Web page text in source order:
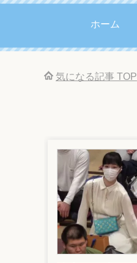
ホーム
気になる記事 TOP